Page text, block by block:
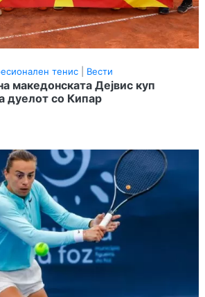
тенис Вести
македонската Дејвис куп
дуелот со Кипар